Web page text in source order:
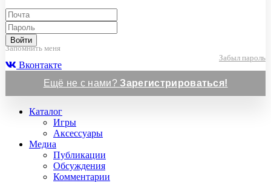
Войти
Запомнить меня
Забыл пароль
Вконтакте
Ещё не с нами?Зарегистрироваться!
Каталог
Игры
Аксессуары
Медиа
Публикации
Обсуждения
Комментарии